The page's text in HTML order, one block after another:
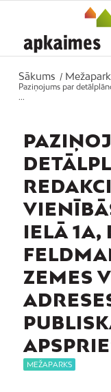
Sākums /
Paziņojums par
...
IELĀ 1A,
ZEMES
MEŽAPARKS